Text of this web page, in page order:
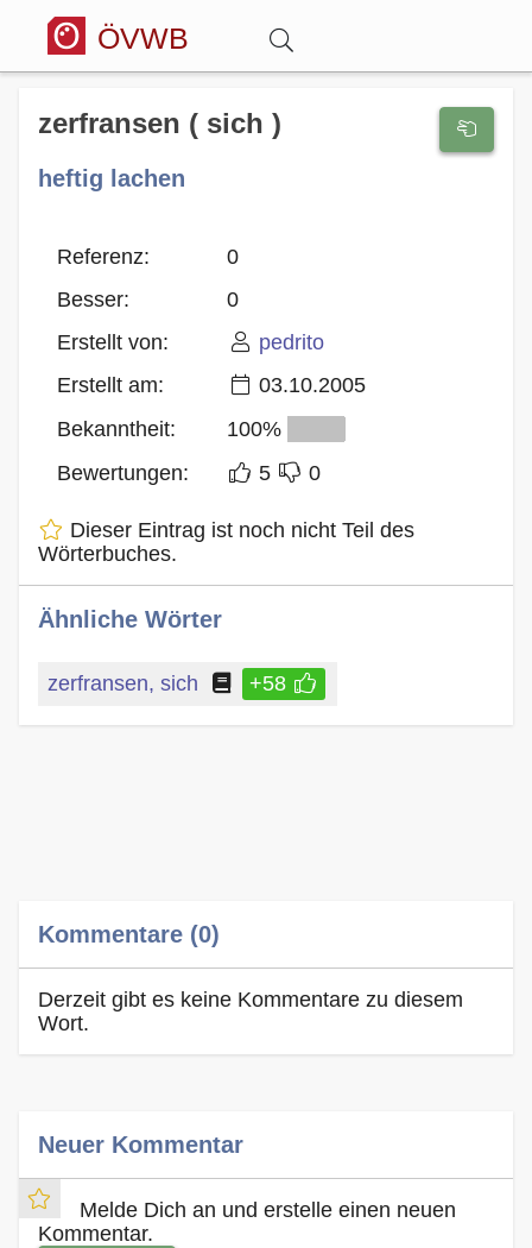
ÖVWB
Anmelden
Wörterbuch
Hitparade
Forum
zerfransen ( sich )
heftig lachen
Referenz:
0
Besser:
0
Erstellt von:
pedrito
Erstellt am:
03.10.2005
Bekanntheit:
100%
Bewertungen:
5 0
Dieser Eintrag ist noch nicht Teil des
Wörterbuches.
Ähnliche Wörter
zerfransen, sich +58
Kommentare (0)
Derzeit gibt es keine Kommentare zu diesem
Wort.
Neuer Kommentar
Melde Dich an und erstelle einen neuen
Kommentar.